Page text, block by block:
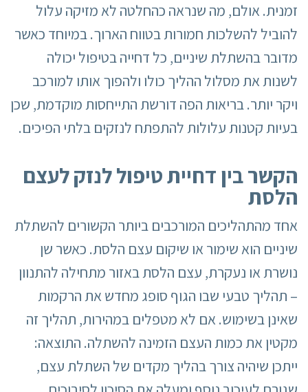
זמנית. אולם, מה שנראה כהחלטה לא מזיקה עלול
להוביל להשלכות חמורות בטווח הארוך. במיוחד כאשר
מדובר בהשתלת שיניים, כל דחייה בטיפול יכולה
לשנות את מסלול ההליך כולו ולהפוך אותו למורכב
ויקר יותר. בריאות הפה דורשת התייחסות מוקדמת, שכן
בעיות קטנות עלולות להתפתח לנזקים בלתי הפיכים.
הקשר בין דחיית טיפול לנזק לעצם
הלסת
אחד מהתהליכים המורכבים ביותר הקשורים להשתלת
שיניים הוא שימור או שיקום עצם הלסת. כאשר שן
נושרת או נעקרת, עצם הלסת באזור מתחילה להתנוון
– תהליך טבעי שבו הגוף סופג מחדש את הרקמות
שאינן בשימוש. אם לא מטפלים במהירות, תהליך זה
מקטין את כמות העצם הזמינה להשתלה. התוצאה:
ייתכן שיהיה צורך בהליך מקדים של השתלת עצם,